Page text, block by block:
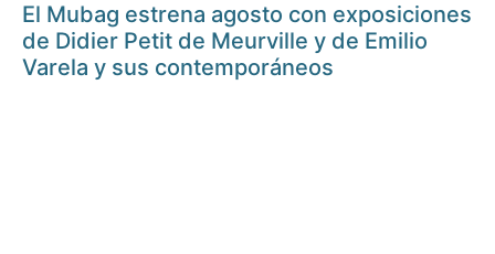
El Mubag estrena agosto con exposiciones
de Didier Petit de Meurville y de Emilio
Varela y sus contemporáneos